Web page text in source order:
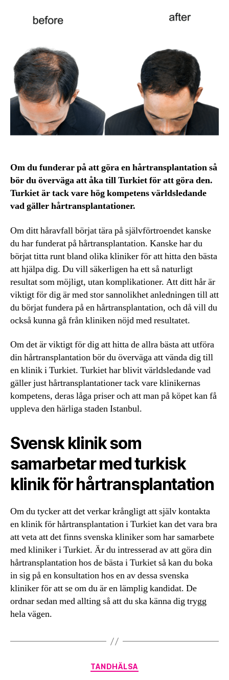
Om du funderar på att göra en hårtransplantation så
bör du överväga att åka till Turkiet för att göra den.
Turkiet är tack vare hög kompetens världsledande
vad gäller hårtransplantationer.
Om ditt håravfall börjat tära på självförtroendet kanske
du har funderat på hårtransplantation. Kanske har du
börjat titta runt bland olika kliniker för att hitta den bästa
att hjälpa dig. Du vill säkerligen ha ett så naturligt
resultat som möjligt, utan komplikationer. Att ditt hår är
viktigt för dig är med stor sannolikhet anledningen till att
du börjat fundera på en hårtransplantation, och då vill du
också kunna gå från kliniken nöjd med resultatet.
Om det är viktigt för dig att hitta de allra bästa att utföra
din hårtransplantation bör du överväga att vända dig till
en klinik i Turkiet. Turkiet har blivit världsledande vad
gäller just hårtransplantationer tack vare klinikernas
kompetens, deras låga priser och att man på köpet kan få
uppleva den härliga staden Istanbul.
Svensk klinik som
samarbetar med turkisk
klinik för hårtransplantation
Om du tycker att det verkar krångligt att själv kontakta
en klinik för hårtransplantation i Turkiet kan det vara bra
att veta att det finns svenska kliniker som har samarbete
med kliniker i Turkiet. Är du intresserad av att göra din
hårtransplantation hos de bästa i Turkiet så kan du boka
in sig på en konsultation hos en av dessa svenska
kliniker för att se om du är en lämplig kandidat. De
ordnar sedan med allting så att du ska känna dig trygg
hela vägen.
Kategorier
TANDHÄLSA